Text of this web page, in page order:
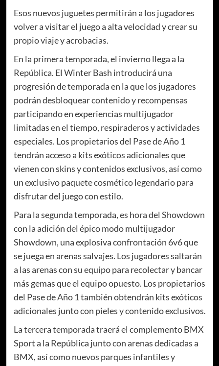
Esos nuevos juguetes permitirán a los jugadores
volver a visitar el juego a alta velocidad y crear su
propio viaje y acrobacias.
En la primera temporada, el invierno llega a la
República. El Winter Bash introducirá una
progresión de temporada en la que los jugadores
podrán desbloquear contenido y recompensas
participando en experiencias multijugador
limitadas en el tiempo, respiraderos y actividades
especiales. Los propietarios del Pase de Año 1
tendrán acceso a kits exóticos adicionales que
vienen con skins y contenidos exclusivos, así como
un exclusivo paquete cosmético legendario para
disfrutar del juego con estilo.
Para la segunda temporada, es hora del Showdown
con la adición del épico modo multijugador
Showdown, una explosiva confrontación 6v6 que
se juega en arenas salvajes. Los jugadores saltarán
a las arenas con su equipo para recolectar y bancar
más gemas que el equipo opuesto. Los propietarios
del Pase de Año 1 también obtendrán kits exóticos
adicionales junto con pieles y contenido exclusivos.
La tercera temporada traerá el complemento BMX
Sport a la República junto con arenas dedicadas a
BMX, así como nuevos parques infantiles y